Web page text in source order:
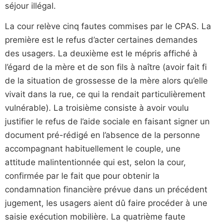
séjour illégal.
La cour relève cinq fautes commises par le CPAS. La
première est le refus d’acter certaines demandes
des usagers. La deuxième est le mépris affiché à
l’égard de la mère et de son fils à naître (avoir fait fi
de la situation de grossesse de la mère alors qu’elle
vivait dans la rue, ce qui la rendait particulièrement
vulnérable). La troisième consiste à avoir voulu
justifier le refus de l’aide sociale en faisant signer un
document pré-rédigé en l’absence de la personne
accompagnant habituellement le couple, une
attitude malintentionnée qui est, selon la cour,
confirmée par le fait que pour obtenir la
condamnation financière prévue dans un précédent
jugement, les usagers aient dû faire procéder à une
saisie exécution mobilière. La quatrième faute